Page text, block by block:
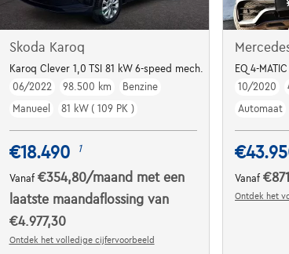
Skoda Karoq
Karoq Clever 1,0 TSI 81 kW 6-speed mech.
06/2022
98.500 km
Benzine
Manueel
81 kW ( 109 PK )
€18.490 1
Vanaf €354,80/maand met een
laatste maandaflossing van
€4.977,30
Ontdek het volledige cijfervoorbeeld
EQ 4-
10/2020
Automaat
Vanaf
Ontdek het